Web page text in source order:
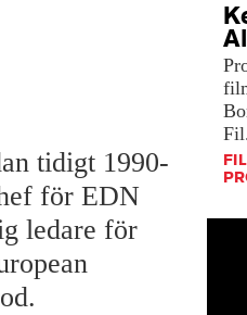
tidigt 1990-
för EDN
ledare för